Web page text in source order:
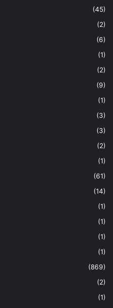
(45)
(2)
(6)
(1)
(2)
(9)
(1)
(3)
(3)
(2)
(1)
(61)
(14)
(1)
(1)
(1)
(1)
(869)
(2)
(1)